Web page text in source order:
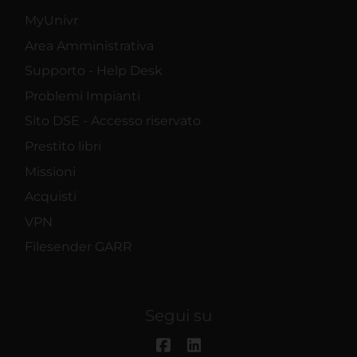
MyUnivr
Area Amministrativa
Supporto - Help Desk
Problemi Impianti
Sito DSE - Accesso riservato
Prestito libri
Missioni
Acquisti
VPN
Filesender GARR
Segui su